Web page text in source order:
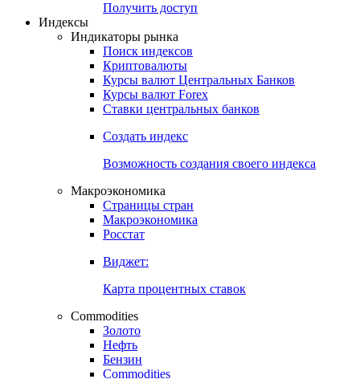
Получить доступ
Индексы
Индикаторы рынка
Поиск индексов
Криптовалюты
Курсы валют Центральных Банков
Курсы валют Forex
Ставки центральных банков
Создать индекс
Возможность создания своего индекса
Макроэкономика
Страницы стран
Макроэкономика
Росстат
Виджет:
Карта процентных ставок
Commodities
Золото
Нефть
Бензин
Commodities